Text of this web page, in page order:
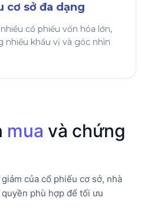
cơ sở đa dạng
cổ phiếu vốn hóa lớn,
nhiều khẩu vị và góc nhìn
mua và chứng
của cổ phiếu cơ sở, nhà
phù hợp để tối ưu